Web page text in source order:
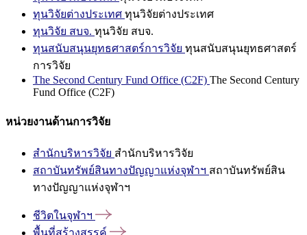
ทุนวิจัยต่างประเทศ ทุนวิจัยต่างประเทศ
ทุนวิจัย สบจ. ทุนวิจัย สบจ.
ทุนสนับสนุนยุทธศาสตร์การวิจัย ทุนสนับสนุนยุทธศาสตร์
การวิจัย
The Second Century Fund Office (C2F) The Second Century
Fund Office (C2F)
หน่วยงานด้านการวิจัย
สำนักบริหารวิจัย สำนักบริหารวิจัย
สถาบันทรัพย์สินทางปัญญาแห่งจุฬาฯ สถาบันทรัพย์สิน
ทางปัญญาแห่งจุฬาฯ
ชีวิตในจุฬาฯ